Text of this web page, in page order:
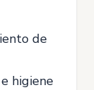
de
higiene